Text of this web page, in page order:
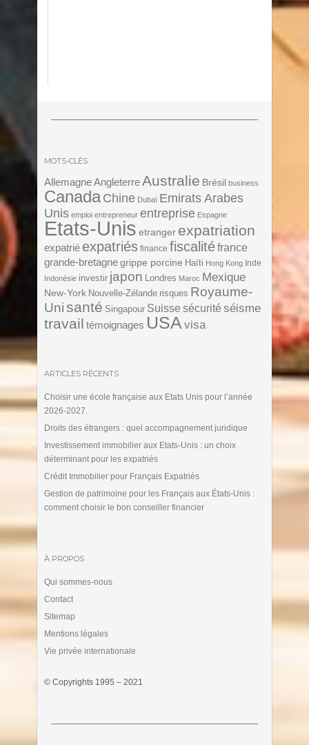
MOTS-CLÉS
Allemagne AngleterreAustralie Brésil business
Canada Chine Dubaï Emirats Arabes
Unis emploi entrepreneur entreprise Espagne
Etats-Unis etranger expatriation
expatrié expatriés finance fiscalitéfrance
grande-bretagne grippe porcine Haïti Hong Kong Inde
Indonésie investir japon Londres Maroc Mexique
New-York Nouvelle-Zélande risques Royaume-
Unisanté Singapour Suisse sécurité séisme
travail témoignages USA visa
ARTICLES RÉCENTS
Choisir une école française aux Etats Unis pour l’année
2026-2027.
Droits des étrangers : quel accompagnement juridique
Investissement immobilier aux Etats-Unis : un choix
déterminant pour les expatriés
Crédit Immobilier pour Français Expatriés
Gestion de patrimoine pour les Français aux États-Unis :
comment choisir le bon conseiller financier
À PROPOS
Qui sommes-nous
Contact
Sitemap
Mentions légales
Vie privée internationale
© Copyrights 1995 – 2021